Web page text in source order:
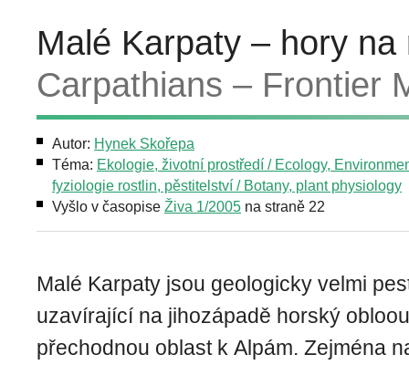
Malé Karpaty – hory
Carpathians – Frontier
Autor: Hynek Skořepa
Téma: Ekologie, životní prostředí / Ecology,
fyziologie rostlin, pěstitelství / Botany, plant physiology
Vyšlo v časopise Živa 1/2005 na straně 22
Malé Karpaty jsou geologicky velmi
uzavírající na jihozápadě horský
přechodnou oblast k Alpám. Zejména